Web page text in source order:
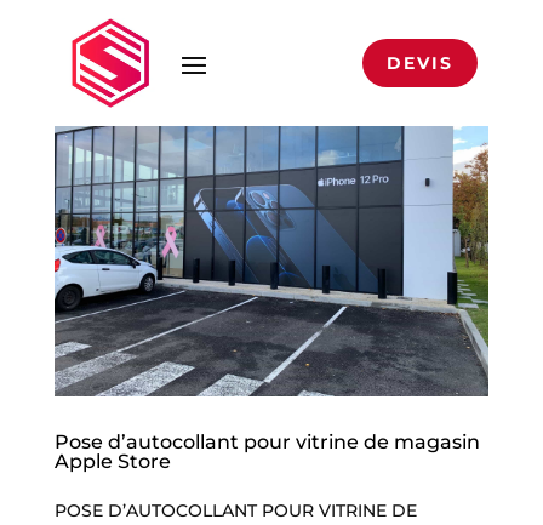
DEVIS
Pose d’autocollant pour vitrine de magasin
Apple Store
POSE D’AUTOCOLLANT POUR VITRINE DE